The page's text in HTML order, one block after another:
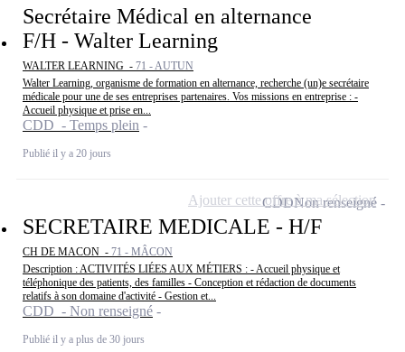
Secrétaire Médical en alternance
F/H - Walter Learning
WALTER LEARNING - 71 - AUTUN
Walter Learning, organisme de formation en alternance, recherche (un)e secrétaire
médicale pour une de ses entreprises partenaires. Vos missions en entreprise : -
Accueil physique et prise en...
CDD - Temps plein
Publié il y a 20 jours
SECRETAIRE MEDICALE - H/F
CH DE MACON - 71 - MÂCON
Description : ACTIVITÉS LIÉES AUX MÉTIERS : - Accueil physique et
téléphonique des patients, des familles - Conception et rédaction de documents
relatifs à son domaine d'activité - Gestion et...
CDD - Non renseigné
Publié il y a plus de 30 jours
CDDNon renseigné
Ajouter cette offre à ma sélection